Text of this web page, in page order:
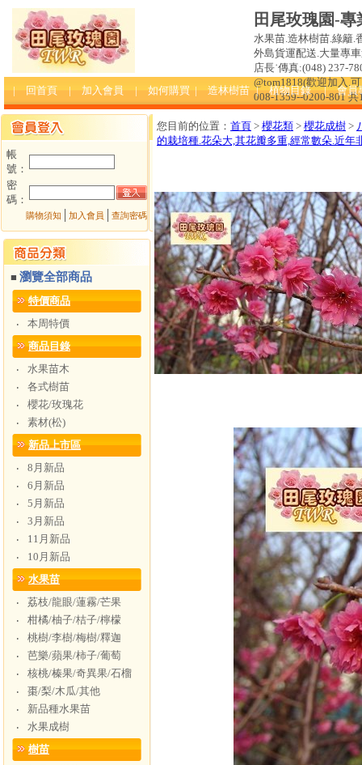
田尾玫瑰園-
水果苗.造林樹苗.綠籬.
外島貨運配送.大量專
店長˙傳真:(048) 237-
@tom1818(歡迎加入.
008-1359--0200-801 共
| 回首頁 | 加入會員 | 如何購買 | 造林樹苗 | 植物目錄 | 會員
帳
號：
密
碼：
購物須知 加入會員 查詢密碼
■瀏覽全部商品
特價商品
‧
本周特價
商品目錄
‧
水果苗木
‧
各式樹苗
‧
櫻花/玫瑰花
‧
素材(松)
新品上市區
‧
8月新品
‧
6月新品
‧
5月新品
‧
3月新品
‧
11月新品
‧
10月新品
水果苗
‧
荔枝/龍眼/蓮霧/芒果
‧
柑橘/柚子/桔子/檸檬
‧
桃樹/李樹/梅樹/釋迦
‧
芭樂/蘋果/柿子/葡萄
‧
核桃/榛果/奇異果/石榴
‧
棗/梨/木瓜/其他
‧
新品種水果苗
‧
水果成樹
樹苗
您目前的位置： 首頁 > 櫻花類 > 櫻花成樹 >
的栽培種.花朵大,其花瓣多重,經常數朵.近年